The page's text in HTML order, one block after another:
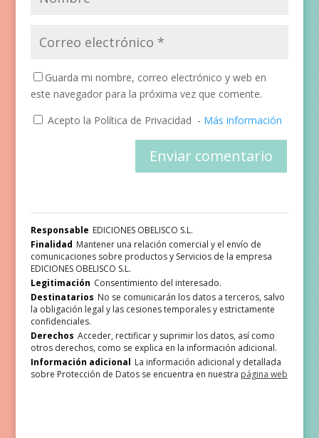
Guarda mi nombre, correo electrónico y web en
este navegador para la próxima vez que comente.
Acepto la Política de Privacidad - Más información
Responsable EDICIONES OBELISCO S.L.
Finalidad Mantener una relación comercial y el envío de
comunicaciones sobre productos y Servicios de la empresa
EDICIONES OBELISCO S.L.
Legitimación Consentimiento del interesado.
Destinatarios No se comunicarán los datos a terceros, salvo
la obligación legal y las cesiones temporales y estrictamente
confidenciales.
Derechos Acceder, rectificar y suprimir los datos, así como
otros derechos, como se explica en la información adicional.
Información adicional La información adicional y detallada
sobre Protección de Datos se encuentra en nuestra página web